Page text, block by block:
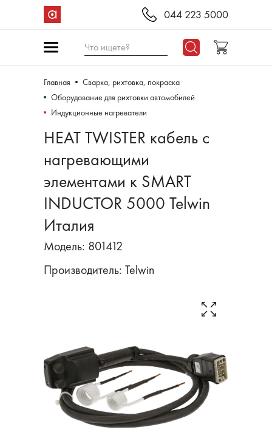
044 223 5000
Что ищете?
Главная
Сварка, рихтовка, покраска
Оборудование для рихтовки автомобилей
Индукционные нагреватели
HEAT TWISTER кабель с
нагревающими
элементами к SMART
INDUCTOR 5000 Telwin
Италия
Модель: 801412
Производитель: Telwin